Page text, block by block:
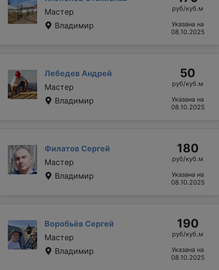
Мастер
Владимир
руб/куб.м
Указана на
08.10.2025
Лебедев Андрей
Мастер
Владимир
50
руб/куб.м
Указана на
08.10.2025
Филатов Сергей
Мастер
Владимир
180
руб/куб.м
Указана на
08.10.2025
Воробьёв Сергей
Мастер
Владимир
190
руб/куб.м
Указана на
08.10.2025